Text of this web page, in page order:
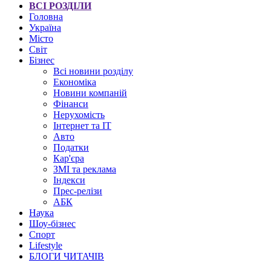
ВСІ РОЗДІЛИ
Головна
Україна
Місто
Світ
Бізнес
Всі новини розділу
Економіка
Новини компаній
Фінанси
Нерухомість
Інтернет та IT
Авто
Податки
Кар'єра
ЗМІ та реклама
Індекси
Прес-релізи
АБК
Наука
Шоу-бізнес
Спорт
Lifestyle
БЛОГИ ЧИТАЧІВ